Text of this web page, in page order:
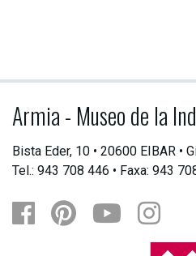
Armia - Museo de la
Bista Eder, 10 • 20600 EIBAR •
Tel.: 943 708 446 • Faxa: 943